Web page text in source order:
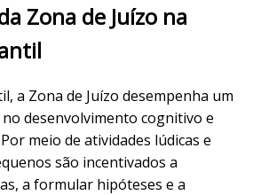
Zona de Juízo na
a Zona de Juízo desempenha um
desenvolvimento cognitivo e
meio de atividades lúdicas e
são incentivados a
a formular hipóteses e a